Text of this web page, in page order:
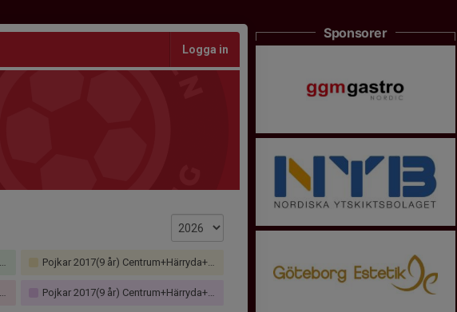
Logga in
Pojkar 2017(9 år) Centrum+Härryda+Mölndal+Väster Grupp A Vår
Pojkar 2017(9 år) Centrum+Härryda+Mölndal+Väster Grupp B Höst
Sponsorer